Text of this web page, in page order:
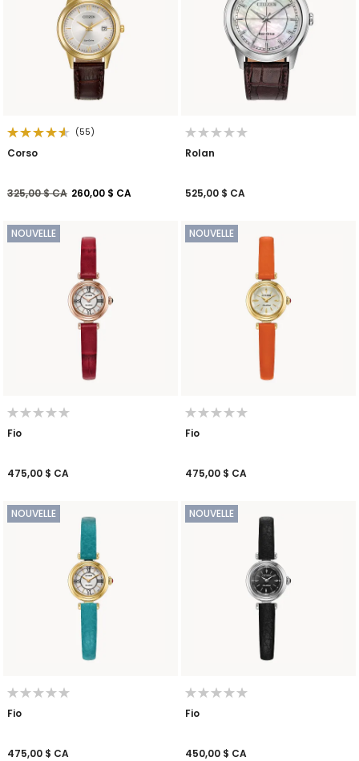
(55)
Corso
Prix réduit de
325,00 $ CAà260,00 $ CA
Rolan
525,00 $ CA
NOUVELLE
Fio
475,00 $ CA
NOUVELLE
Fio
475,00 $ CA
NOUVELLE
Fio
475,00 $ CA
NOUVELLE
Fio
450,00 $ CA